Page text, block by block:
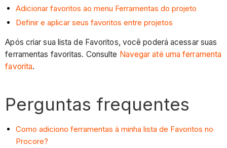
Adicionar favoritos ao menu Ferramentas do projeto
Definir e aplicar seus favoritos entre projetos
Após criar sua lista de Favoritos, você poderá acessar suas
ferramentas favoritas. Consulte Navegar até uma ferramenta
favorita.
Perguntas frequentes
Como adiciono ferramentas à minha lista de Favoritos no
Procore?